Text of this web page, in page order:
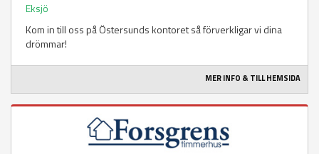
Eksjö
Kom in till oss på Östersunds kontoret så förverkligar vi dina
drömmar!
MER INFO & TILL HEMSIDA